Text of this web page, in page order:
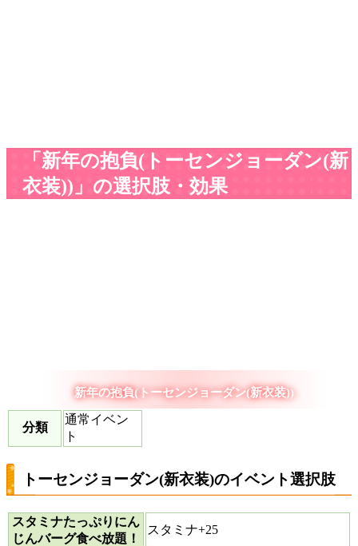
「新年の抱負(トーセンジョーダン(新
衣装))」の選択肢・効果
新年の抱負(トーセンジョーダン(新衣装))
分類
通常イベン
ト
トーセンジョーダン(新衣装)のイベント選択肢
スタミナたっぷりにん
じんバーグ食べ放題！
スタミナ+25